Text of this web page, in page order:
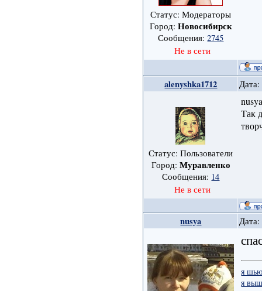
Статус: Модераторы
Город: Новосибирск
Сообщения:2745
Не в сети
alenyshka1712 Дата:
Статус: Пользователи
Город: Муравленко
Сообщения: 14
Не в сети
Так
nusya Дата:
я
я